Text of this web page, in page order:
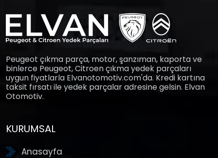
Peugeot çıkma parça, motor, şanzıman, kaporta ve
binlerce Peugeot, Citroen çıkma yedek parçaları
uygun fiyatlarla Elvanotomotiv.com'da. Kredi kartına
taksit fırsatı ile yedek parçalar adresine gelsin. Elvan
Otomotiv.
KURUMSAL
Anasayfa